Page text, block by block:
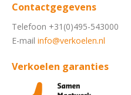
Contactgegevens
Telefoon +31(0)495-543000
E-mail info@verkoelen.nl
Verkoelen garanties